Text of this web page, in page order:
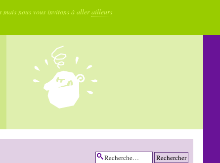
mais nous vous invitons à allerailleurs